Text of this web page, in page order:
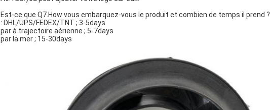
Est-ce que Q7.How vous embarquez-vous le produit et combien de temps il prend ?
: DHL/UPS/FEDEX/TNT ; 3-5days
par à trajectoire aérienne ; 5-7days
par la mer ; 15-30days